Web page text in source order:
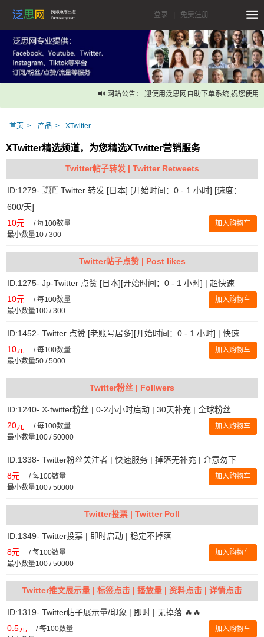
登录 免费注册
网站公告： 迎使用泛思网自助下单系统,祝您使用愉
首页 产品 XTwitter
XTwitter精选频道，为您精选XTwitter营销服务
Twitter帖子转发 | Twitter Retweets
ID:1279- 🇯🇵 Twitter 转发 [日本] [开始时间：0 - 1 小时] [速度：
600/天]
10元 /每100数量
最小数量10 / 300
加入购物车
Twitter帖子点赞 | Post likes
ID:1275- Jp-Twitter 点赞 [日本][开始时间：0 - 1 小时] | 超快速
10元 /每100数量
最小数量100 / 300
加入购物车
ID:1452- Twitter 点赞 [老账号居多][开始时间：0 - 1 小时] | 快速
10元 /每100数量
最小数量50 / 5000
加入购物车
Twitter粉丝 | Follwers
ID:1240- X-twitter粉丝 | 0-2小小时启动 | 30天补充 | 全球粉丝
20元 /每100数量
最小数量100 / 50000
加入购物车
ID:1338- Twitter粉丝关注者 | 快速服务 | 掉落无补充 | 介意勿下
8元 /每100数量
最小数量100 / 50000
加入购物车
Twitter投票 | Twitter Poll
ID:1349- Twitter投票 | 即时启动 | 稳定不掉落
8元 /每100数量
最小数量100 / 50000
加入购物车
Twitter推文展示量 | 标签点击 | 播放量 | 资料点击 | 详情点击
ID:1319- Twitter帖子展示量/印象 | 即时 | 无掉落 🔥🔥
0.5元 /每100数量
加入购物车